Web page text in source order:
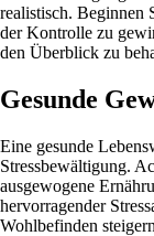
realistisch. Beginnen
der Kontrolle zu
den Überblick zu
Gesunde
Eine gesunde
Stressbewältigung.
ausgewogene
hervorragender
Wohlbefinden